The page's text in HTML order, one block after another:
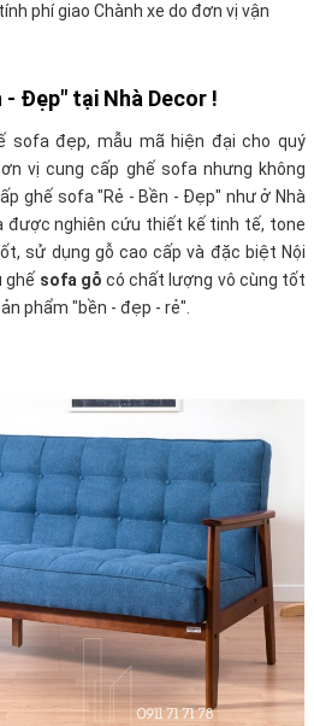
phí giao Chành xe do đơn vị vận
- Đẹp" tại Nhà Decor !
sofa đẹp, mẫu mã hiện đại cho quý
vị cung cấp ghế sofa nhưng không
ghế sofa "Rẻ - Bền - Đẹp" như ở Nhà
được nghiên cứu thiết kế tinh tế, tone
sử dụng gỗ cao cấp và đặc biệt Nội
ghế sofa gỗ có chất lượng vô cùng tốt
phẩm "bền - đẹp - rẻ".